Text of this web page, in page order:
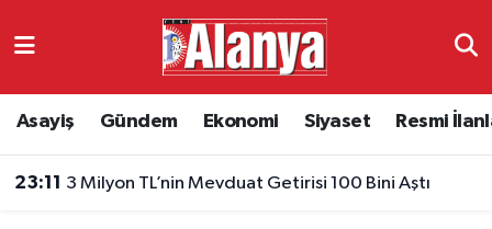
Asayiş Gündem Ekonomi Siyaset Resmi
23:11 3 Milyon TL’nin Mevduat Getirisi 100 Bini Aştı
Ekonomi
Antalya Namaz Vakitleri